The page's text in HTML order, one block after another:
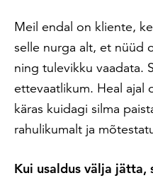
Meil endal on kliente,
selle nurga alt, et nüüd
ning tulevikku vaadata.
ettevaatlikum. Heal ajal
käras kuidagi silma
rahulikumalt ja
Kui usaldus välja jätta,